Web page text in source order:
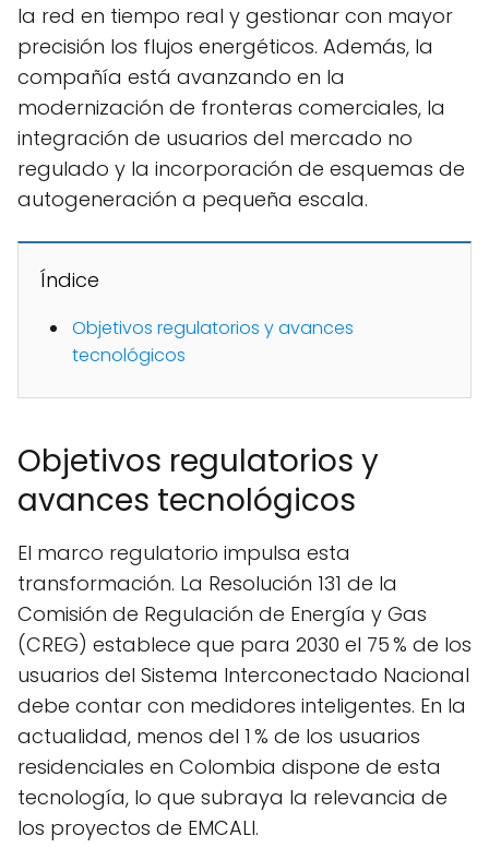
la red en tiempo real y gestionar con mayor
precisión los flujos energéticos. Además, la
compañía está avanzando en la
modernización de fronteras comerciales, la
integración de usuarios del mercado no
regulado y la incorporación de esquemas de
autogeneración a pequeña escala.
Índice
Objetivos regulatorios y avances
tecnológicos
Objetivos regulatorios y
avances tecnológicos
El marco regulatorio impulsa esta
transformación. La Resolución 131 de la
Comisión de Regulación de Energía y Gas
(CREG) establece que para 2030 el 75 % de los
usuarios del Sistema Interconectado Nacional
debe contar con medidores inteligentes. En la
actualidad, menos del 1 % de los usuarios
residenciales en Colombia dispone de esta
tecnología, lo que subraya la relevancia de
los proyectos de EMCALI.